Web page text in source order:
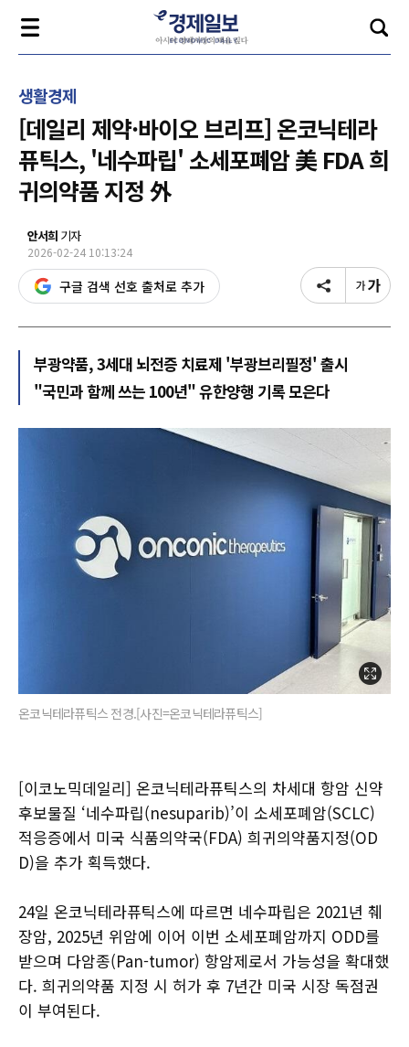
생활경제
[데일리 제약·바이오 브리프] 온코닉테라
퓨틱스, '네수파립' 소세포폐암 美 FDA 희
귀의약품 지정 外
안서희 기자
2026-02-24 10:13:24
구글 검색 선호 출처로 추가
부광약품, 3세대 뇌전증 치료제 '부광브리필정' 출시
"국민과 함께 쓰는 100년" 유한양행 기록 모은다
온코닉테라퓨틱스 전경.[사진=온코닉테라퓨틱스]
[이코노믹데일리] 온코닉테라퓨틱스의 차세대 항암 신약
후보물질 ‘네수파립(nesuparib)’이 소세포폐암(SCLC)
적응증에서 미국 식품의약국(FDA) 희귀의약품지정(OD
D)을 추가 획득했다.
24일 온코닉테라퓨틱스에 따르면 네수파립은 2021년 췌
장암, 2025년 위암에 이어 이번 소세포폐암까지 ODD를
받으며 다암종(Pan-tumor) 항암제로서 가능성을 확대했
다. 희귀의약품 지정 시 허가 후 7년간 미국 시장 독점권
이 부여된다.